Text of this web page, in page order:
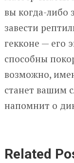
вы когда-либо
завести
гекконе — его
способны
возможно,
станет вашим
напомнит о
Related